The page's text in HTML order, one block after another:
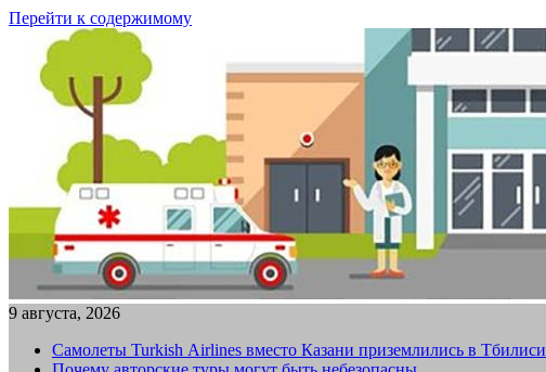
Перейти к содержимому
9 августа, 2026
Самолеты Turkish Airlines вместо Казани приземлились в Тбилиси